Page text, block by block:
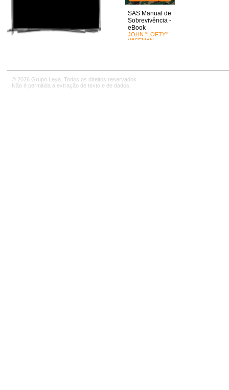
SAS Manual de
Sobrevivência -
eBook
JOHN "LOFTY"
WISEMAN
© 2026 Grupo Leya. Todos os direitos reservados.
Não é permitida a extração de texto e de dados.